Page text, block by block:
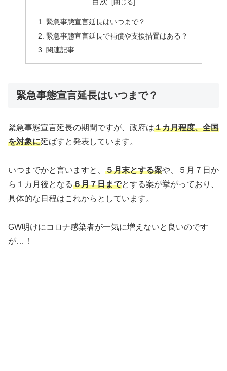
緊急事態宣言延長はいつまで？
緊急事態宣言延長で補償や支援措置はある？
関連記事
緊急事態宣言延長はいつまで？
緊急事態宣言延長の期間ですが、政府は１カ月程度、全国
を対象に延ばすと発表しています。
いつまでかと言いますと、 ５月末とする案や、５月７日か
ら１カ月後となる６月７日までとする案が挙がっており、
具体的な日程はこれからとしています。
GW明けにコロナ感染者が一気に増えないと良いのです
が…！